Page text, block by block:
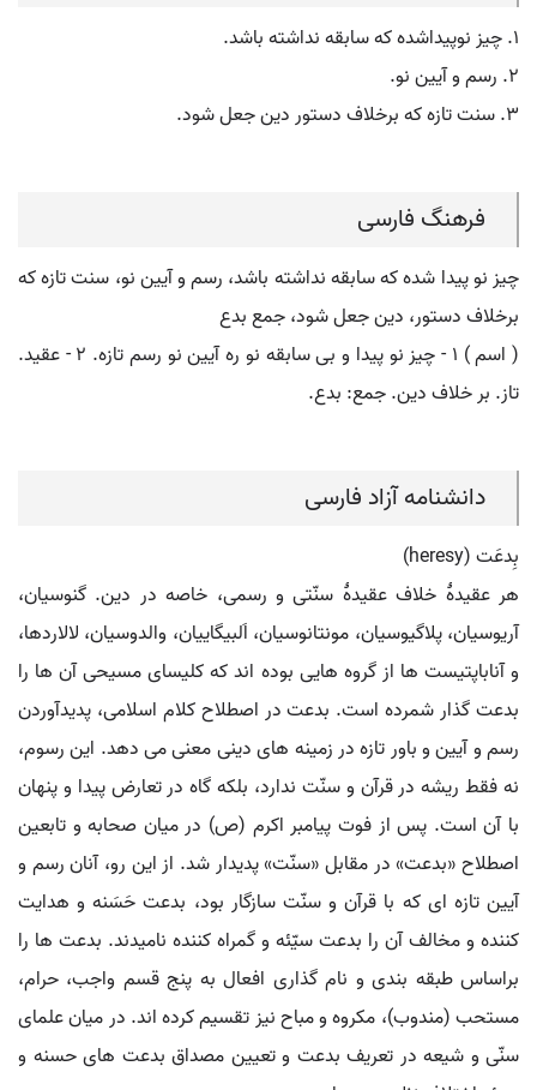
۱. چیز نوپیداشده که سابقه نداشته باشد.
۲. رسم و آیین نو.
۳. سنت تازه که برخلاف دستور دین جعل شود.
فرهنگ فارسی
چیز نو پیدا شده که سابقه نداشته باشد، رسم و آیین نو، سنت تازه که
برخلاف دستور، دین جعل شود، جمع بدع
( اسم ) ۱ - چیز نو پیدا و بی سابقه نو ره آیین نو رسم تازه. ۲ - عقید.
تاز. بر خلاف دین. جمع: بدع.
دانشنامه آزاد فارسی
بِدعَت (heresy)
هر عقیدۀ خلاف عقیدۀ سنّتی و رسمی، خاصه در دین. گنوسیان،
آریوسیان، پلاگیوسیان، مونتانوسیان، اَلبیگاییان، والدوسیان، لالاردها،
و آناباپتیست ها از گروه هایی بوده اند که کلیسای مسیحی آن ها را
بدعت گذار شمرده است. بدعت در اصطلاح کلام اسلامی، پدیدآوردن
رسم و آیین و باور تازه در زمینه های دینی معنی می دهد. این رسوم،
نه فقط ریشه در قرآن و سنّت ندارد، بلکه گاه در تعارض پیدا و پنهان
با آن است. پس از فوت پیامبر اکرم (ص) در میان صحابه و تابعین
اصطلاح «بدعت» در مقابل «سنّت» پدیدار شد. از این رو، آنان رسم و
آیین تازه ای که با قرآن و سنّت سازگار بود، بدعت حَسَنه و هدایت
کننده و مخالف آن را بدعت سیّئه و گمراه کننده نامیدند. بدعت ها را
براساس طبقه بندی و نام گذاری افعال به پنج قسم واجب، حرام،
مستحب (مندوب)، مکروه و مباح نیز تقسیم کرده اند. در میان علمای
سنّی و شیعه در تعریف بدعت و تعیین مصداق بدعت های حسنه و